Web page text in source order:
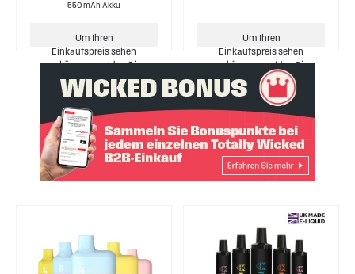
550 mAh Akku
Um Ihren
Einkaufspreis sehen
zu können, melden Sie
sich bitte an.
Um Ihren
Einkaufspreis sehen
zu können, melden Sie
sich bitte an.